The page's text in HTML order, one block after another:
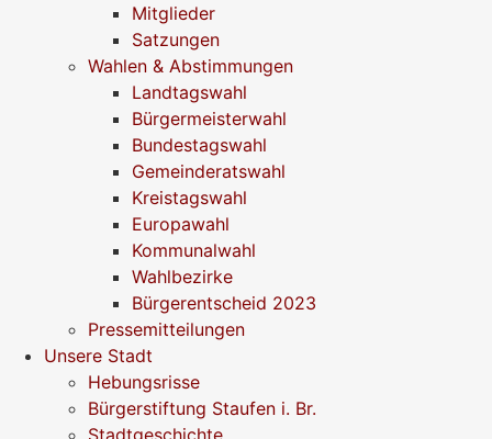
Mitglieder
Satzungen
Wahlen & Abstimmungen
Landtagswahl
Bürgermeisterwahl
Bundestagswahl
Gemeinderatswahl
Kreistagswahl
Europawahl
Kommunalwahl
Wahlbezirke
Bürgerentscheid 2023
Pressemitteilungen
Unsere Stadt
Hebungsrisse
Bürgerstiftung Staufen i. Br.
Stadtgeschichte